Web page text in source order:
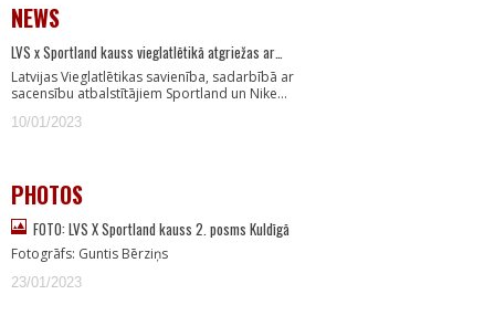
NEWS
LVS x Sportland kauss vieglatlētikā atgriežas ar…
Latvijas Vieglatlētikas savienība, sadarbībā ar
sacensību atbalstītājiem Sportland un Nike…
10/01/2023
PHOTOS
FOTO: LVS X Sportland kauss 2. posms Kuldīgā
Fotogrāfs: Guntis Bērziņs
23/01/2023